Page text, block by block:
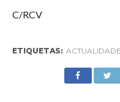
C/RCV
ETIQUETAS: ACTUALIDADE